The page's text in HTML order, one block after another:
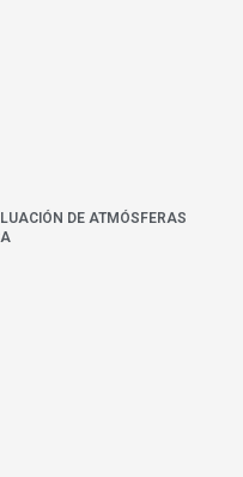
DE ATMÓSFERAS